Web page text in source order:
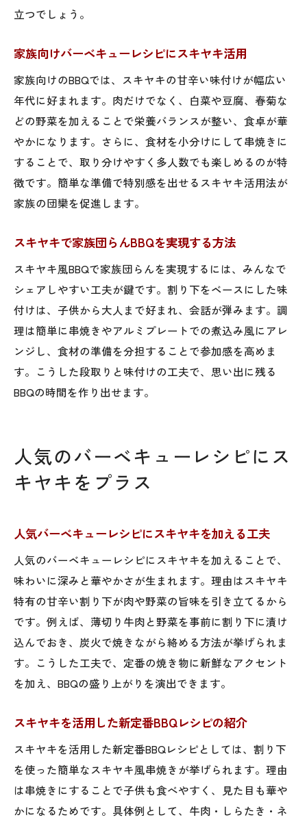
立つでしょう。
家族向けバーベキューレシピにスキヤキ活用
家族向けのBBQでは、スキヤキの甘辛い味付けが幅広い
年代に好まれます。肉だけでなく、白菜や豆腐、春菊な
どの野菜を加えることで栄養バランスが整い、食卓が華
やかになります。さらに、食材を小分けにして串焼きに
することで、取り分けやすく多人数でも楽しめるのが特
徴です。簡単な準備で特別感を出せるスキヤキ活用法が
家族の団欒を促進します。
スキヤキで家族団らんBBQを実現する方法
スキヤキ風BBQで家族団らんを実現するには、みんなで
シェアしやすい工夫が鍵です。割り下をベースにした味
付けは、子供から大人まで好まれ、会話が弾みます。調
理は簡単に串焼きやアルミプレートでの煮込み風にアレ
ンジし、食材の準備を分担することで参加感を高めま
す。こうした段取りと味付けの工夫で、思い出に残る
BBQの時間を作り出せます。
人気のバーベキューレシピにス
キヤキをプラス
人気バーベキューレシピにスキヤキを加える工夫
人気のバーベキューレシピにスキヤキを加えることで、
味わいに深みと華やかさが生まれます。理由はスキヤキ
特有の甘辛い割り下が肉や野菜の旨味を引き立てるから
です。例えば、薄切り牛肉と野菜を事前に割り下に漬け
込んでおき、炭火で焼きながら絡める方法が挙げられま
す。こうした工夫で、定番の焼き物に新鮮なアクセント
を加え、BBQの盛り上がりを演出できます。
スキヤキを活用した新定番BBQレシピの紹介
スキヤキを活用した新定番BBQレシピとしては、割り下
を使った簡単なスキヤキ風串焼きが挙げられます。理由
は串焼きにすることで子供も食べやすく、見た目も華や
かになるためです。具体例として、牛肉・しらたき・ネ